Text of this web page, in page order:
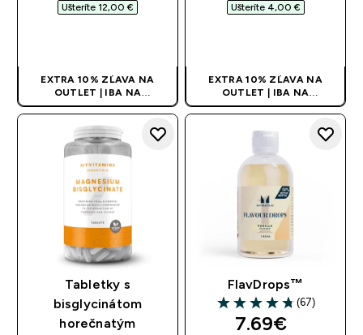
Ušteríte 12,00 €‎
EXTRA 10% ZĽAVA NA
OUTLET | IBA NA
OBMEDZENÚ DOBU
Ušteríte 4,00 €‎
EXTRA 10% ZĽAVA NA
OUTLET | IBA NA
OBMEDZENÚ DOBU
Tabletky s
bisglycinátom
horečnatým
FlavDrops™
4.76 out of 5 stars
(67)
discounted
7.69€‎